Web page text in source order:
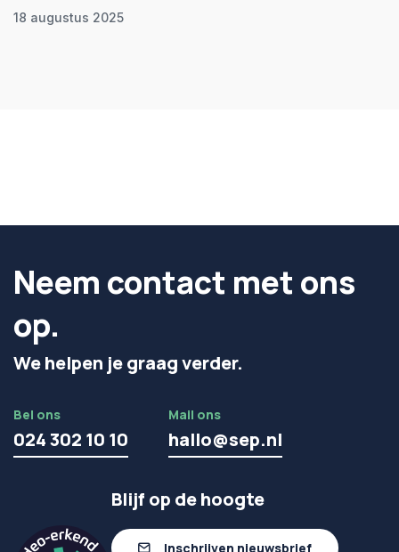
18 augustus 2025
Neem contact met ons
op.
We helpen je graag verder.
Bel ons
024 302 10 10
Mail ons
hallo@sep.nl
Blijf op de hoogte
Inschrijven nieuwsbrief